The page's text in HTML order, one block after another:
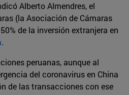
Alberto Almendres, el
(la Asociación de Cámaras
de la inversión extranjera en
.
peruanas, aunque al
del coronavirus en China
de las transacciones con ese